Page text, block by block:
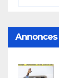
Annonces